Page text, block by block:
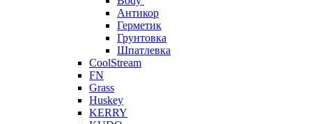
Антикор
Герметик
Грунтовка
Шпатлевка
CoolStream
FN
Grass
Huskey
KERRY